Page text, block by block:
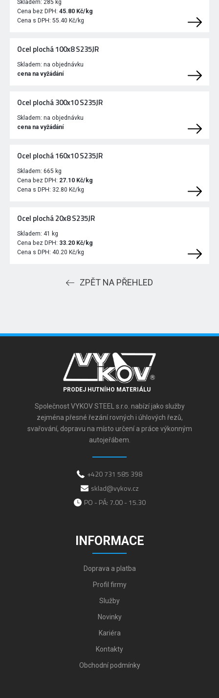
Skladem: 285 kg
Cena bez DPH: 45.80 Kč/kg
Cena s DPH: 55.40 Kč/kg
Ocel plochá 100x8 S235JR
Skladem: na objednávku
cena na vyžádání
Ocel plochá 300x10 S235JR
Skladem: na objednávku
cena na vyžádání
Ocel plochá 160x10 S235JR
Skladem: 665 kg
Cena bez DPH: 27.10 Kč/kg
Cena s DPH: 32.80 Kč/kg
Ocel plochá 20x8 S235JR
Skladem: 41 kg
Cena bez DPH: 33.20 Kč/kg
Cena s DPH: 40.20 Kč/kg
ZPĚT NA PŘEHLED
PRODEJ HUTNÍHO MATERIÁLU
Společnost VYKOV STEEL s.r.o. nabízí jako služby
zejména přesné řezání rovných i úhlových řezů,
svařování, dopravu na místo určení a práce výkonným
autojeřábem.
+420 731 585 398
sklad@vykov.cz
PO - PÁ: 7.00 - 15.30
INFORMACE
Doprava a platba
Profil firmy
Služby
Novinky
Kariéra
Kontakty
Obchodní podmínky